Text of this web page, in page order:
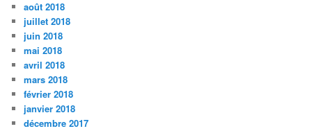
août 2018
juillet 2018
juin 2018
mai 2018
avril 2018
mars 2018
février 2018
janvier 2018
décembre 2017